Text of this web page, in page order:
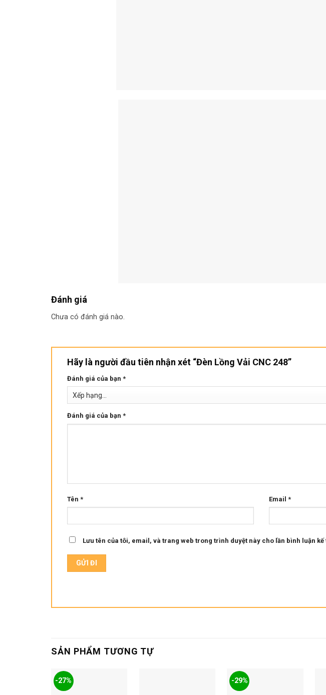
Đánh giá
Chưa có đánh giá nào.
Hãy là người đầu tiên nhận xét “Đèn Lồng Vải CNC 248”
Đánh giá của bạn *
Đánh giá của bạn *
Tên * Email *
Lưu tên của tôi, email, và trang web trong trình duyệt này cho lần bình luận kế
SẢN PHẨM TƯƠNG TỰ
-27% -29%